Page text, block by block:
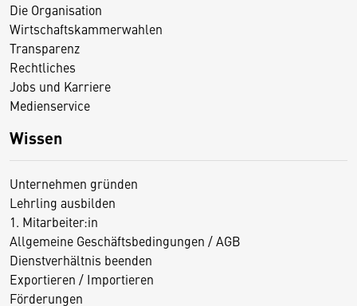
Die Organisation
Wirtschaftskammerwahlen
Transparenz
Rechtliches
Jobs und Karriere
Medienservice
Wissen
Unternehmen gründen
Lehrling ausbilden
1. Mitarbeiter:in
Allgemeine Geschäftsbedingungen / AGB
Dienstverhältnis beenden
Exportieren / Importieren
Förderungen